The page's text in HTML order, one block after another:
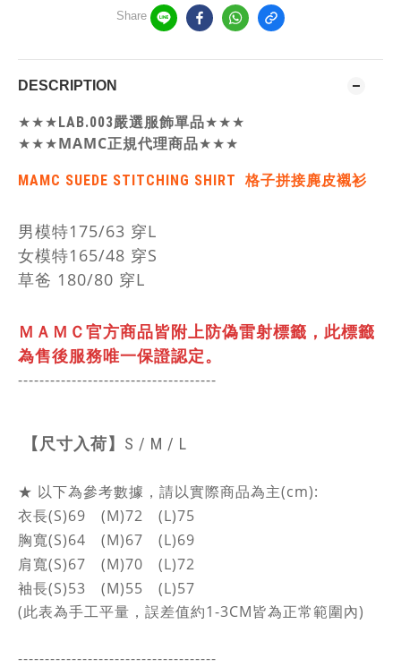
Share
DESCRIPTION
★★★LAB.003嚴選服飾單品★★★
★★★MAMC正規代理商品★★★
MAMC SUEDE STITCHING SHIRT 格子拼接麂皮襯衫
男模特175/63 穿L
女模特165/48 穿S
草爸 180/80 穿L
ＭＡＭＣ官方商品皆附上防偽雷射標籤， 此標籤
為售後服務唯一保證認定。
-------------------------------------
【尺寸入荷】 S / M / L
★ 以下為參考數據，請以實際商品為主(cm):
衣長(S)69 (M)72 (L)75
胸寬(S)64 (M)67 (L)69
肩寬(S)67 (M)70 (L)72
袖長(S)53 (M)55 (L)57
(此表為手工平量，誤差值約1-3CM皆為正常範圍內)
-------------------------------------